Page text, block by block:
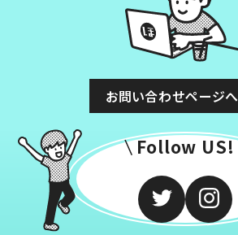
お問い合わせページへ
Follow US!